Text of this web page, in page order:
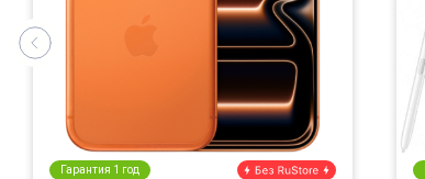
Гарантия 1 год